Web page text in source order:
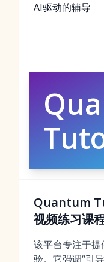
AI驱动的辅导
Quantum
视频练习课
该平台专注于
验。它强调“引